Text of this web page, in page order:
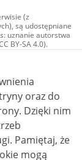
(z
są udostępniane
uznanie autorstwa
BY-SA 4.0).
materiały
typu
użycie
4.0 (CC BY-
inaczej.
oraz do
nim
że
mogą